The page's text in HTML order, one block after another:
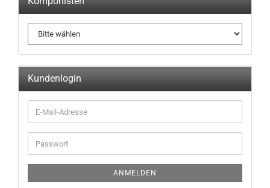
Kundenlogin
ANMELDEN